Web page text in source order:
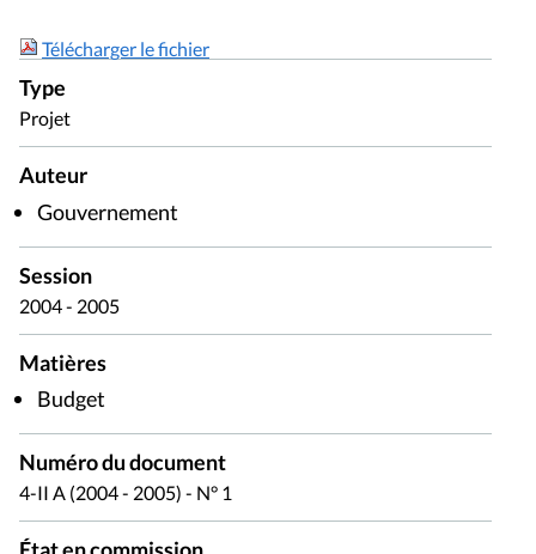
Télécharger le fichier
Type
Projet
Auteur
Gouvernement
Session
2004 - 2005
Matières
Budget
Numéro du document
4-II A (2004 - 2005) - N° 1